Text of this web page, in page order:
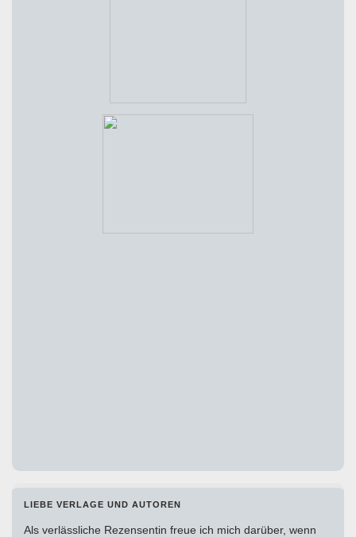
LIEBE VERLAGE UND AUTOREN
Als verlässliche Rezensentin freue ich mich darüber, wenn